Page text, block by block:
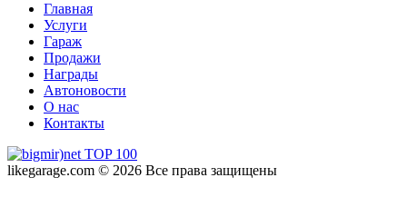
Главная
Услуги
Гараж
Продажи
Награды
Автоновости
О нас
Контакты
likegarage.com © 2026 Все права защищены